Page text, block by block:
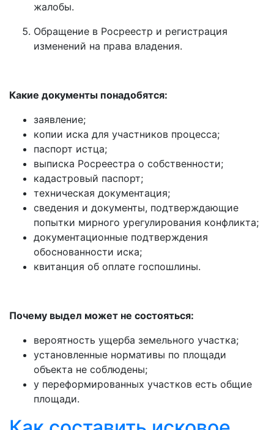
жалобы.
Обращение в Росреестр и регистрация
изменений на права владения.
Какие документы понадобятся:
заявление;
копии иска для участников процесса;
паспорт истца;
выписка Росреестра о собственности;
кадастровый паспорт;
техническая документация;
сведения и документы, подтверждающие
попытки мирного урегулирования конфликта;
документационные подтверждения
обоснованности иска;
квитанция об оплате госпошлины.
Почему выдел может не состояться:
вероятность ущерба земельного участка;
установленные нормативы по площади
объекта не соблюдены;
у переформированных участков есть общие
площади.